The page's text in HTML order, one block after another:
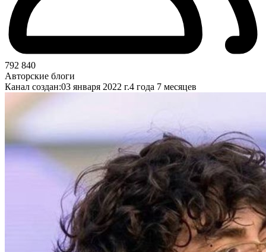
792 840
Авторские блоги
Канал создан:03 января 2022 г.4 года 7 месяцев